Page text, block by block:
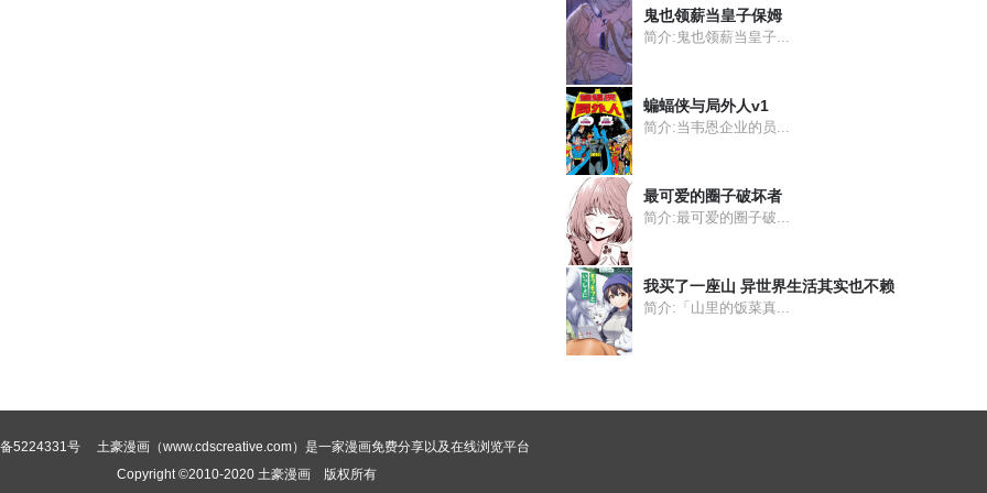
鬼也领薪当皇子保姆
简介:鬼也领薪当皇子...
蝙蝠侠与局外人v1
简介:当韦恩企业的员...
最可爱的圈子破坏者
简介:最可爱的圈子破...
我买了一座山 异世界生活其实也不赖
简介:「山里的饭菜真...
5224331号
土豪漫画（www.cdscreative.com）是一家漫画免费分享以及在线浏览平台
Copyright ©2010-2020 土豪漫画 版权所有